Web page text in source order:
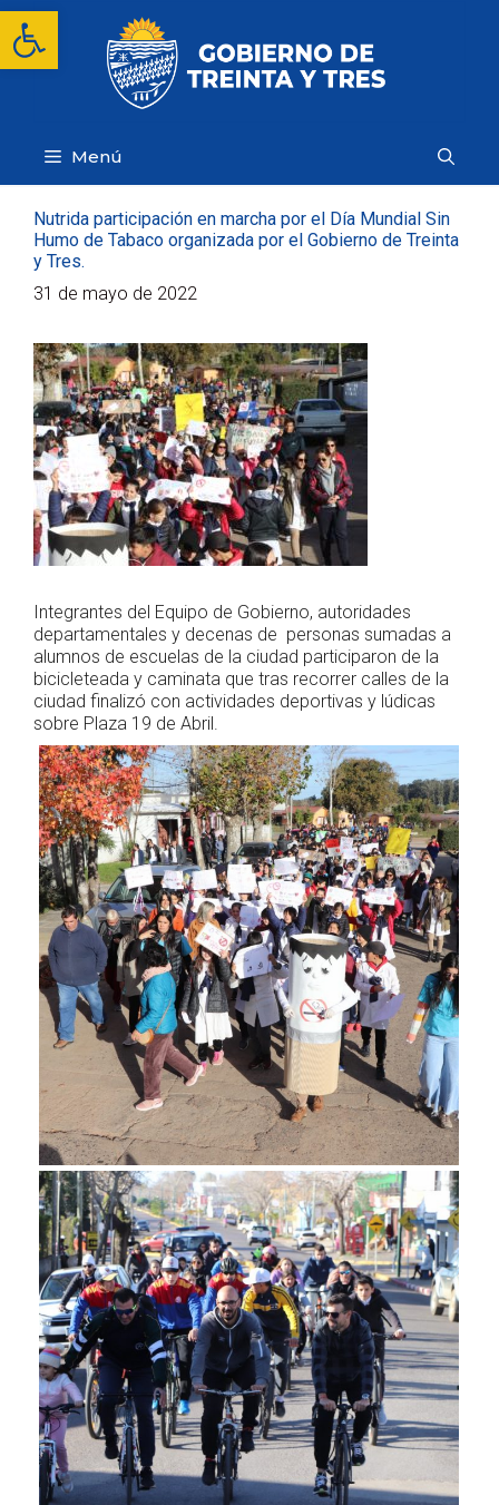
Abrir barra de herramientas
Saltar
contenido
Menú
Nutrida participación en marcha por el Día Mundial Sin
Humo de Tabaco organizada por el Gobierno de Treinta
y Tres.
31 de mayo de 2022
Integrantes del Equipo de Gobierno, autoridades
departamentales y decenas de personas sumadas a
alumnos de escuelas de la ciudad participaron de la
bicicleteada y caminata que tras recorrer calles de la
ciudad finalizó con actividades deportivas y lúdicas
sobre Plaza 19 de Abril.